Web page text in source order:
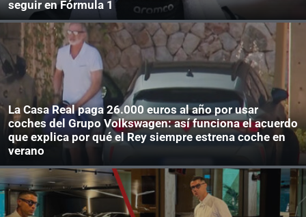
seguir en Fórmula 1
La Casa Real paga 26.000 euros al año por usar
coches del Grupo Volkswagen: así funciona el acuerdo
que explica por qué el Rey siempre estrena coche en
verano